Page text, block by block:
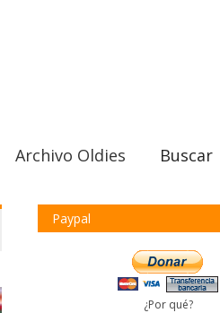
Archivo Oldies Buscar
Paypal
¿Por qué?